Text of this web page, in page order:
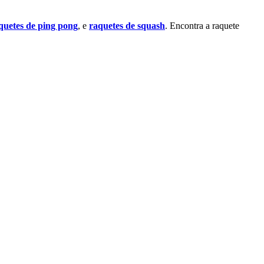
de ping pong, e raquetes de squash. Encontra a raquete